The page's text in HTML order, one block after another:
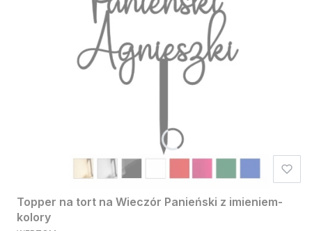
Topper na tort na Wieczór Panieński z imieniem-
kolory